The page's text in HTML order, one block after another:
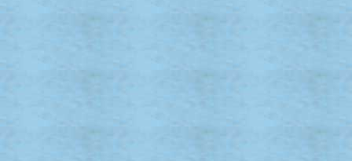
auf Landesebene im